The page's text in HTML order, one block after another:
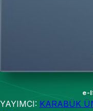
e-
YAYIMCI: KARABÜK